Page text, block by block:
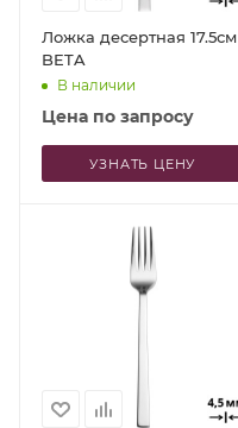
Ложка десертная 17.5см
BETA
В наличии
Цена по запросу
УЗНАТЬ ЦЕНУ